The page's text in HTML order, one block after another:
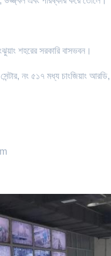
শহরের সরকারি বাসভবন।
নং ৫১৭ মধ্য চাংজিয়াং